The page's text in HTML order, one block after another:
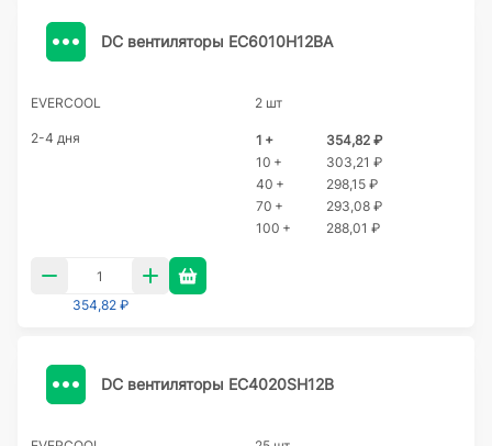
DC вентиляторы EC6010H12BA
EVERCOOL 2 шт
2-4 дня 1 +
354,82 ₽
10 +
303,21 ₽
40 +
298,15 ₽
70 +
293,08 ₽
100 +
288,01 ₽
354,82 ₽
DC вентиляторы EC4020SH12B